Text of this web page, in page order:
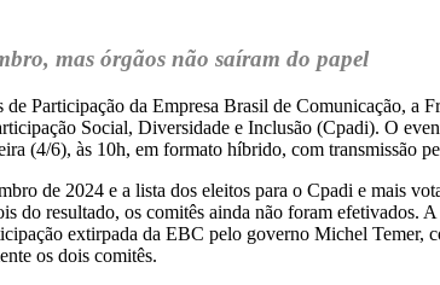
mas órgãos não saíram do papel
Participação da Empresa Brasil de Comunicação,
Social, Diversidade e Inclusão (Cpadi). O
(4/6), às 10h, em formato híbrido, com transmissão
de 2024 e a lista dos eleitos para o Cpadi e mais
do resultado, os comitês ainda não foram
extirpada da EBC pelo governo Michel
os dois comitês.